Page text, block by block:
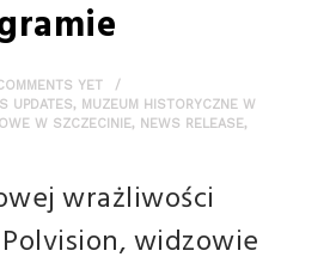
YET
UPDATES, MUZEUM HISTORYCZNE W
W SZCZECINIE, NEWS RELEASE,
wrażliwości
widzowie